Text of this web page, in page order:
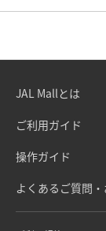
JAL Mallとは
ご利用ガイド
操作ガイド
よくあるご質問